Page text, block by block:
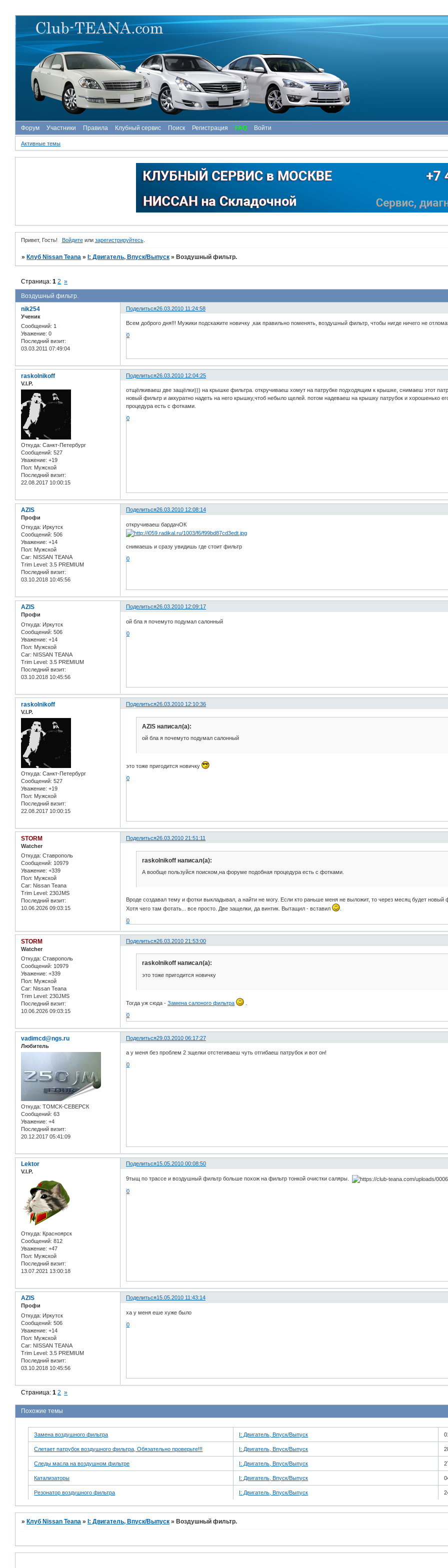
Форум Участники Правила Клубный сервис Поиск Регистрация FAQ Войти
Активные темы
Привет, Гость! Войдитеили зарегистрируйтесь.
» Клуб Nissan Teana » I: Двигатель, Впуск/Выпуск » Воздушный фильтр.
Воздушный фильтр.
Страница:1 2 »
Поделиться26.03.2010 11:24:58
nik254
Ученик
Сообщений: 1
Уважение: 0
Последний визит:
03.03.2011 07:49:04
Всем доброго дня!!! Мужики подскажите новичку ,как правильно поменять, воздушный фильтр, чтобы нигде ничего не
0
Поделиться26.03.2010 12:04:25
raskolnikoff
V.I.P.
Откуда: Санкт-Петербург
Сообщений: 527
Уважение: +19
Пол: Мужской
Последний визит:
22.08.2017 10:00:15
отщёлкиваеш две защёлки))) на крышке фильтра. откручиваеш хомут на патрубке подходящим к крышке, снимаеш этот
новый фильтр и аккуратно надеть на него крышку,чтоб небыло щелей. потом надеваеш на крышку патрубок и
процедура есть с фотками.
0
Поделиться26.03.2010 12:08:14
AZIS
Профи
Откуда: Иркутск
Сообщений: 506
Уважение: +14
Пол: Мужской
Car: NISSAN TEANA
Trim Level: 3.5 PREMIUM
Последний визит:
03.10.2018 10:45:56
откручиваеш бардачОК
снимаешь и сразу увидишь где стоит фильтр
0
Поделиться26.03.2010 12:09:17
AZIS
Профи
Откуда: Иркутск
Сообщений: 506
Уважение: +14
Пол: Мужской
Car: NISSAN TEANA
Trim Level: 3.5 PREMIUM
Последний визит:
03.10.2018 10:45:56
ой бла я почемуто подумал салонный
0
Поделиться26.03.2010 12:10:36
raskolnikoff
V.I.P.
Откуда: Санкт-Петербург
Сообщений: 527
Уважение: +19
Пол: Мужской
Последний визит:
22.08.2017 10:00:15
AZIS написал(а):
ой бла я почемуто подумал салонный
это тоже пригодится новичку
0
Поделиться26.03.2010 21:51:11
STORM
Watcher
Откуда: Ставрополь
Сообщений: 10979
Уважение: +339
Пол: Мужской
Car: Nissan Teana
Trim Level: 230JMS
Последний визит:
10.06.2026 09:03:15
raskolnikoff написал(а):
А вообще пользуйся поиском,на форуме подобная процедура есть с фотками.
Вроде создавал тему и фотки выкладывал, а найти не могу. Если кто раньше меня не выложит, то через месяц будет новый
Хотя чего там фотать... все просто. Две защелки, да винтик. Вытащил - вставил
0
Поделиться26.03.2010 21:53:00
STORM
Watcher
Откуда: Ставрополь
Сообщений: 10979
Уважение: +339
Пол: Мужской
Car: Nissan Teana
Trim Level: 230JMS
Последний визит:
10.06.2026 09:03:15
raskolnikoff написал(а):
это тоже пригодится новичку
Тогда уж сюда -Замена салоного фильтра
0
Поделиться29.03.2010 06:17:27
vadimcd@ngs.ru
Любитель
Откуда: ТОМСК-СЕВЕРСК
Сообщений: 63
Уважение: +4
Последний визит:
20.12.2017 05:41:09
а у меня без проблем 2 зщелки отстегиваеш чуть отгибаеш патрубок и вот он!
0
Поделиться15.05.2010 00:08:50
Lektor
V.I.P.
Откуда: Красноярск
Сообщений: 812
Уважение: +47
Пол: Мужской
Последний визит:
13.07.2021 13:00:18
9тыщ по трассе и воздушный фильтр больше похож на фильтр тонкой очистки саляры.
0
Поделиться15.05.2010 11:43:14
AZIS
Профи
Откуда: Иркутск
Сообщений: 506
Уважение: +14
Пол: Мужской
Car: NISSAN TEANA
Trim Level: 3.5 PREMIUM
Последний визит:
03.10.2018 10:45:56
ха у меня еше хуже было
0
Страница:1 2 »
Похожие темы
Замена воздушного фильтра I: Двигатель, Впуск/Выпуск
Слетает патрубок воздушного фильтра, Обязательно проверьте!!! I: Двигатель, Впуск/Выпуск
Следы масла на воздушном фильтре I: Двигатель, Впуск/Выпуск
Катализаторы I: Двигатель, Впуск/Выпуск
Резонатор воздушного фильтра I: Двигатель, Впуск/Выпуск
» Клуб Nissan Teana » I: Двигатель, Впуск/Выпуск » Воздушный фильтр.